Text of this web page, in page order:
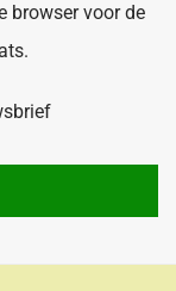
browser voor de